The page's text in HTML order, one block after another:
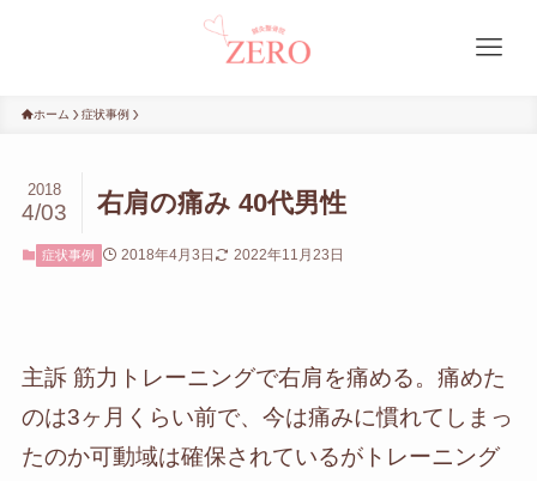
ホーム 症状事例
右肩の痛み 40代男性
2018
4/03
症状事例 2018年4月3日 2022年11月23日
主訴 筋力トレーニングで右肩を痛める。痛めた
のは3ヶ月くらい前で、今は痛みに慣れてしまっ
たのか可動域は確保されているがトレーニング